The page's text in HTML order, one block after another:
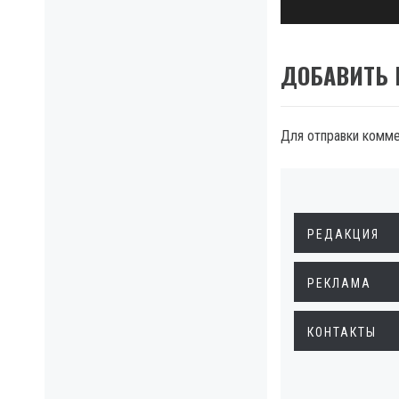
ДОБАВИТЬ
Для отправки
РЕДАКЦИЯ
РЕКЛАМА
КОНТАКТЫ